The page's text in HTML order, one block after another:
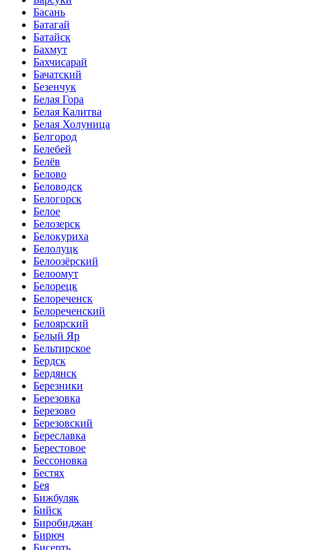
Басань
Батагай
Батайск
Бахмут
Бахчисарай
Бачатский
Безенчук
Белая Гора
Белая Калитва
Белая Холуница
Белгород
Белебей
Белёв
Белово
Беловодск
Белогорск
Белое
Белозерск
Белокуриха
Белолуцк
Белоозёрский
Белоомут
Белорецк
Белореченск
Белореченский
Белоярский
Белый Яр
Бельтирское
Бердск
Бердянск
Березники
Березовка
Березово
Березовский
Береславка
Берестовое
Бессоновка
Бестях
Бея
Бижбуляк
Бийск
Биробиджан
Бирюч
Бисерть